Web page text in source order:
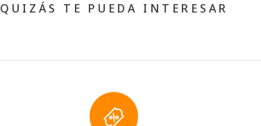
QUIZÁS TE PUEDA INTERESAR